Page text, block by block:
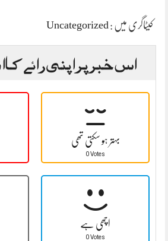
کیٹاگری میں : Uncategorized
اس خبر پر اپنی رائے
بہتر ہو سکتی تھی
0 Votes
اچھی ہے
0 Votes